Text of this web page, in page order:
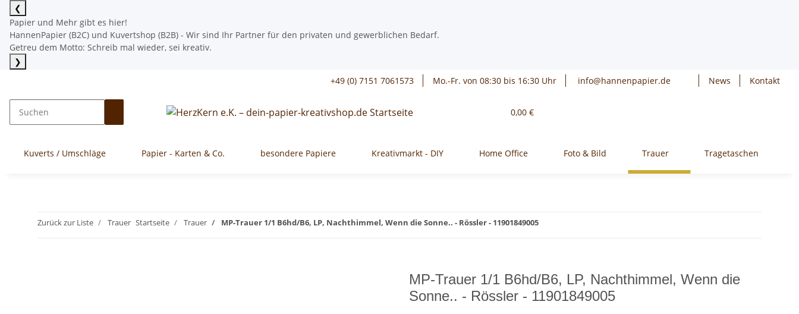
❮
Papier und Mehr gibt es hier!
HannenPapier (B2C) und Kuvertshop (B2B) - Wir sind Ihr Partner für den privaten und gewerblichen Bedarf.
Getreu dem Motto: Schreib mal wieder, sei kreativ.
❯
News
Kontakt
+49 (0) 7151 7061573 Mo.-Fr. von 08:30 bis 16:30 Uhr info@hannenpapier.de
0,00 €
Kuverts / Umschläge Papier - Karten & Co. besondere Papiere Kreativmarkt - DIY Home Office Foto & Bild Trauer Tragetaschen
Zurück zur Liste Trauer Startseite Trauer MP-Trauer 1/1 B6hd/B6, LP, Nachthimmel, Wenn die Sonne.. - Rössler - 11901849005
MP-Trauer 1/1 B6hd/B6, LP, Nachthimmel, Wenn die
Sonne.. - Rössler - 11901849005